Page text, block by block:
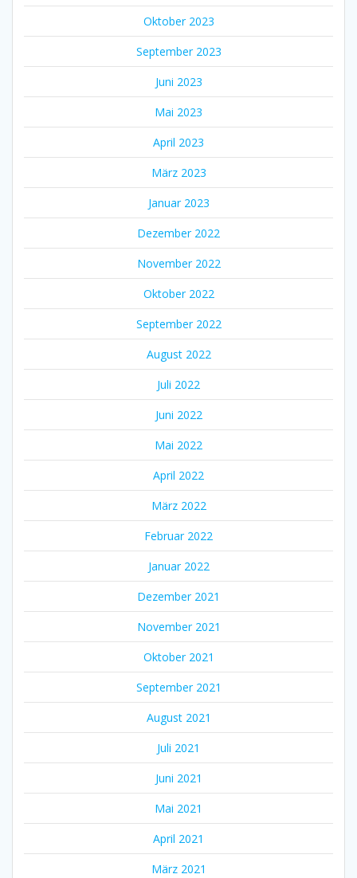
Oktober 2023
September 2023
Juni 2023
Mai 2023
April 2023
März 2023
Januar 2023
Dezember 2022
November 2022
Oktober 2022
September 2022
August 2022
Juli 2022
Juni 2022
Mai 2022
April 2022
März 2022
Februar 2022
Januar 2022
Dezember 2021
November 2021
Oktober 2021
September 2021
August 2021
Juli 2021
Juni 2021
Mai 2021
April 2021
März 2021